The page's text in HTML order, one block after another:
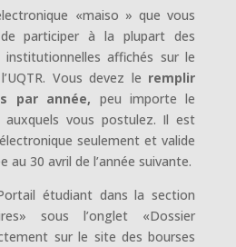
«maiso » que vous
participer à la plupart des
affichés sur le
Vous devez le remplir
par année, peu importe le
auxquels vous postulez. Il est
seulement et valide
au 30 avril de l’année suivante.
étudiant dans la section
sous l’onglet «Dossier
sur le site des bourses